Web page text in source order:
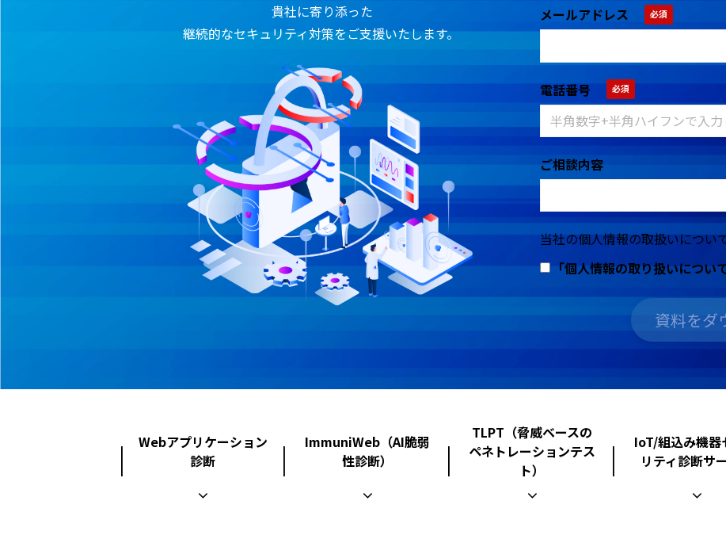
貴社に寄り添った
継続的なセキュリティ対策をご支援いたします。
メールアドレス
電話番号
ご相談内容
当社の個人情報の取扱いについ
｢個人情報の取り扱いについ
Webアプリケーション
診断
ImmuniWeb（AI脆弱
性診断）
TLPT（脅威ベースの
ペネトレーションテス
ト）
IoT/組込み機器
リティ診断サ